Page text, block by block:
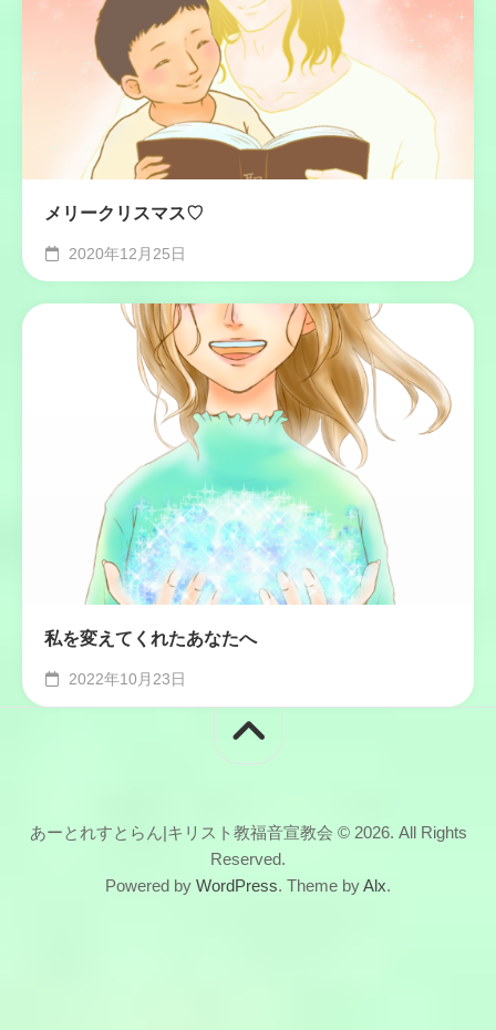
メリークリスマス♡
2020年12月25日
私を変えてくれたあなたへ
2022年10月23日
あーとれすとらん|キリスト教福音宣教会 © 2026. All Rights
Reserved.
Powered by WordPress. Theme byAlx.